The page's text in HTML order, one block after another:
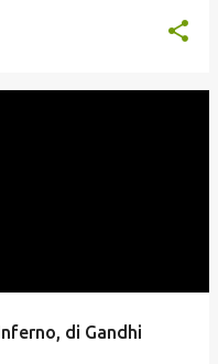
di Gandhi